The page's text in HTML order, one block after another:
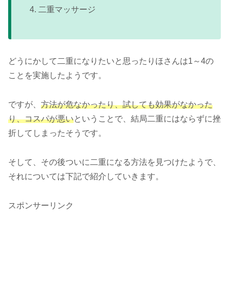
二重マッサージ
どうにかして二重になりたいと思ったりほさんは1～4の
ことを実施したようです。
ですが、 方法が危なかったり、試しても効果がなかった
り、コスパが悪いということで、結局二重にはならずに挫
折してしまったそうです。
そして、その後ついに二重になる方法を見つけたようで、
それについては下記で紹介していきます。
スポンサーリンク